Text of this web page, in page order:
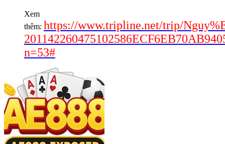
Xem
thêm: https://www.tripline.net/trip/
n=53#